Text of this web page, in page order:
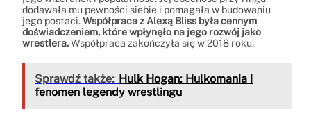
dodawała mu pewności siebie i pomagała w budowaniu
jego postaci.Współpraca z Alexą Bliss była cennym
doświadczeniem, które wpłynęło na jego rozwój jako
wrestlera.Współpraca zakończyła się w 2018 roku.
Sprawdź także: Hulk Hogan: Hulkomania i
fenomen legendy wrestlingu